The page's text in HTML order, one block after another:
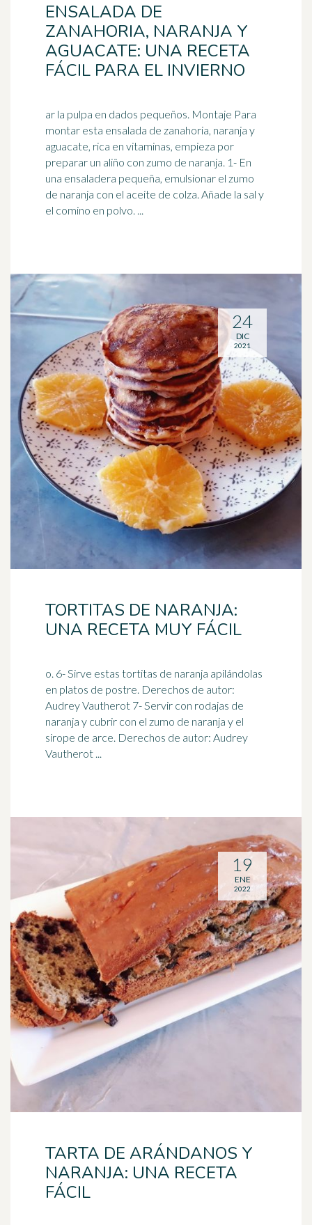
ENSALADA DE
ZANAHORIA, NARANJA Y
AGUACATE: UNA RECETA
FÁCIL PARA EL INVIERNO
ar la pulpa en dados pequeños. Montaje Para
montar esta ensalada de zanahoria, naranja y
aguacate, rica en vitaminas, empieza por
preparar un aliño con zumo de naranja. 1- En
una ensaladera pequeña, emulsionar el zumo
de naranja con el aceite de colza. Añade la sal y
el comino en polvo. ...
TORTITAS DE NARANJA:
UNA RECETA MUY FÁCIL
o. 6- Sirve estas tortitas de naranja apilándolas
en platos de postre. Derechos de autor:
Audrey Vautherot 7- Servir con rodajas de
naranja y cubrir con el zumo de naranja y el
sirope de arce. Derechos de autor: Audrey
Vautherot ...
24
DIC
2021
TARTA DE ARÁNDANOS Y
NARANJA: UNA RECETA
FÁCIL
19
ENE
2022